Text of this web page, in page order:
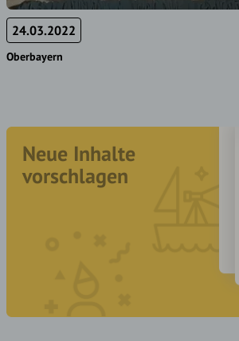
24.03.2022
Oberbayern
Neue Inhalte
vorschlagen